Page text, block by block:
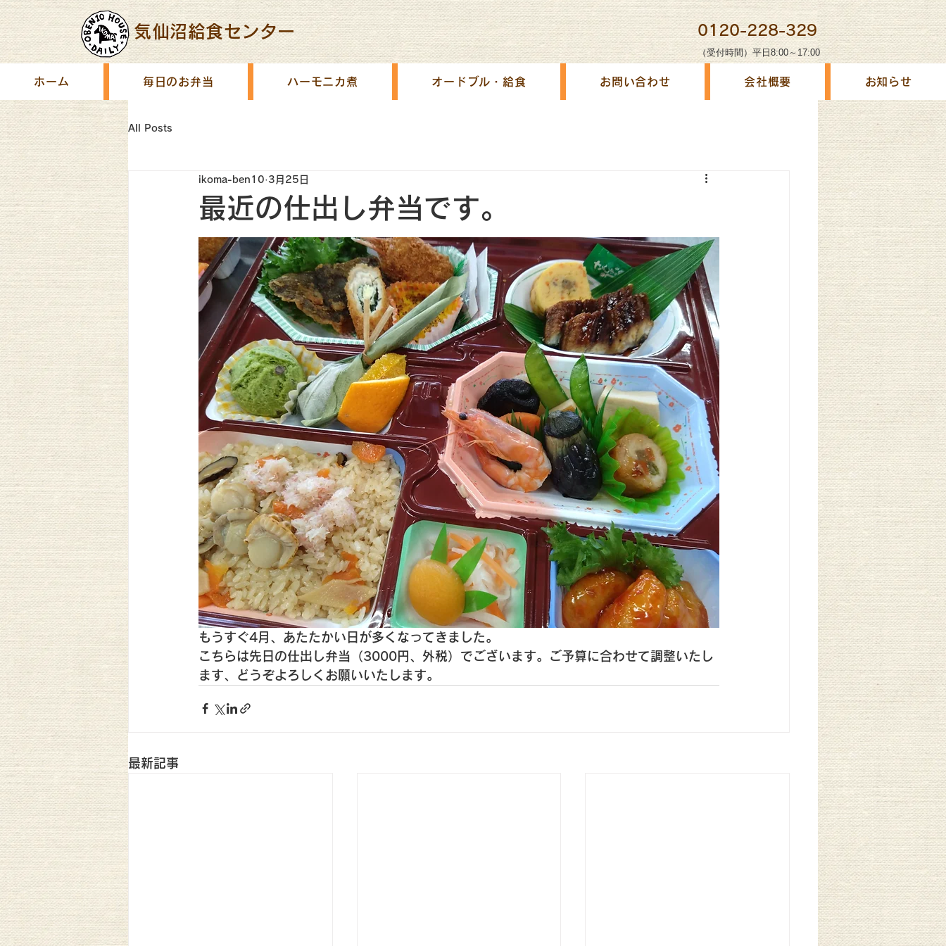
気仙沼給食センター 0120-228-329
（受付時間）平日8:00～17:00
ホーム 毎日のお弁当 ハーモニカ煮 オードブル・給食 お問い合わせ 会社概要 お知らせ
All Posts
最近の仕出し弁当です。
ikoma-ben10 3月25日
もうすぐ4月、あたたかい日が多くなってきました。
こちらは先日の仕出し弁当（3000円、外税）でございます。ご予算に合わせて調整いたし
ます、どうぞよろしくお願いいたします。
最新記事